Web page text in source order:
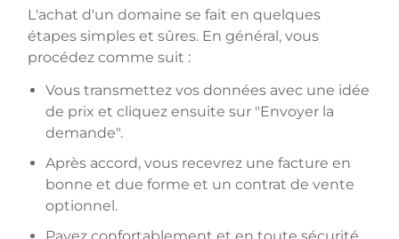
L'achat d'un domaine se fait en quelques
étapes simples et sûres. En général, vous
procédez comme suit :
Vous transmettez vos données avec une idée
de prix et cliquez ensuite sur "Envoyer la
demande".
Après accord, vous recevrez une facture en
bonne et due forme et un contrat de vente
optionnel.